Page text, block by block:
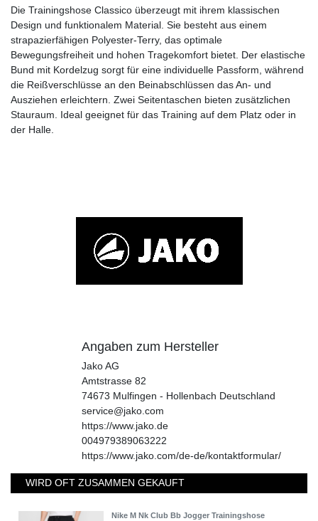
Die Trainingshose Classico überzeugt mit ihrem klassischen
Design und funktionalem Material. Sie besteht aus einem
strapazierfähigen Polyester-Terry, das optimale
Bewegungsfreiheit und hohen Tragekomfort bietet. Der elastische
Bund mit Kordelzug sorgt für eine individuelle Passform, während
die Reißverschlüsse an den Beinabschlüssen das An- und
Ausziehen erleichtern. Zwei Seitentaschen bieten zusätzlichen
Stauraum. Ideal geeignet für das Training auf dem Platz oder in
der Halle.
Angaben zum Hersteller
Jako AG
Amtstrasse 82
74673 Mulfingen - Hollenbach Deutschland
service@jako.com
https://www.jako.de
004979389063222
https://www.jako.com/de-de/kontaktformular/
WIRD OFT ZUSAMMEN GEKAUFT
Nike M Nk Club Bb Jogger Trainingshose